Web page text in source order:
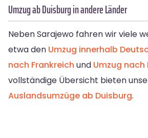
Umzug ab Duisburg in andere Länder
Neben Sarajewo fahren wir viele
etwa den Umzug innerhalb
nach Frankreich und Umzug
vollständige Übersicht bieten
Auslandsumzüge ab Duisburg.